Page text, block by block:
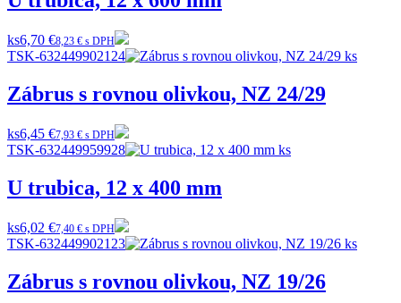
ks6,70 €8,23 € s DPH
TSK-632449902124
Zábrus s rovnou olivkou, NZ 24/29
ks6,45 €7,93 € s DPH
TSK-632449959928
U trubica, 12 x 400 mm
ks6,02 €7,40 € s DPH
TSK-632449902123
Zábrus s rovnou olivkou, NZ 19/26